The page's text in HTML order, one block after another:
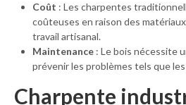
Coût : Les charpentes
coûteuses en raison des
travail artisanal.
Maintenance : Le bois nécessite
prévenir les problèmes tels que
Charpente